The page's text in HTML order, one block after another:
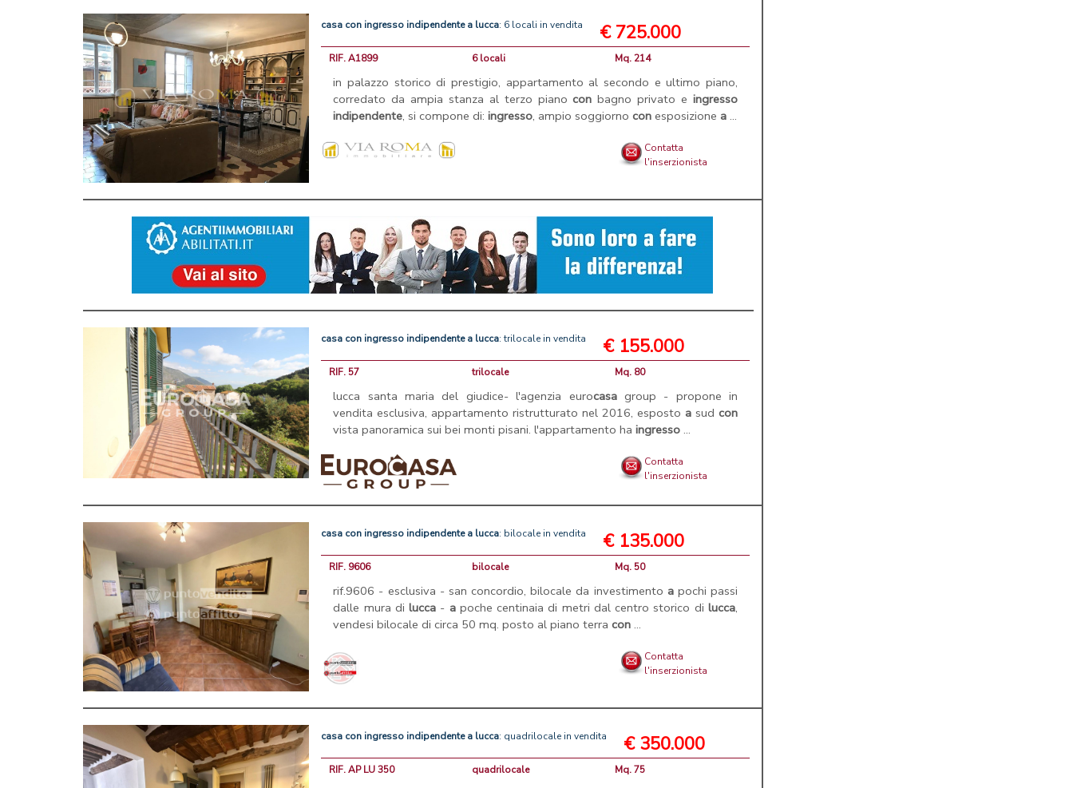
casa con ingresso indipendente a lucca: 6 locali in vendita € 725.000
RIF. A1899 6 locali Mq. 214
in palazzo storico di prestigio, appartamento al secondo e ultimo piano,
corredato da ampia stanza al terzo pianocon bagno privato e ingresso
indipendente, si compone di:ingresso, ampio soggiornocon esposizione a ...
Contatta
l'inserzionista
casa con ingresso indipendente a lucca: trilocale in vendita € 155.000
RIF. 57 trilocale Mq. 80
lucca santa maria del giudice- l'agenzia eurocasagroup - propone in
vendita esclusiva, appartamento ristrutturato nel 2016, esposto a sud con
vista panoramica sui bei monti pisani. l'appartamento haingresso ...
Contatta
l'inserzionista
casa con ingresso indipendente a lucca: bilocale in vendita € 135.000
RIF. 9606 bilocale Mq. 50
rif.9606 - esclusiva - san concordio, bilocale da investimento apochi passi
dalle mura dilucca - apoche centinaia di metri dal centro storico dilucca,
vendesi bilocale di circa 50 mq. posto al piano terracon ...
Contatta
l'inserzionista
casa con ingresso indipendente a lucca: quadrilocale in vendita € 350.000
RIF. AP LU 350 quadrilocale Mq. 75